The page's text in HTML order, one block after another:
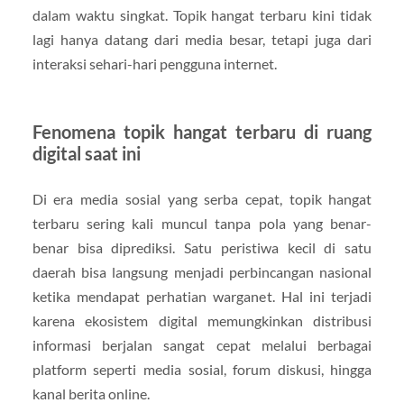
dalam waktu singkat. Topik hangat terbaru kini tidak
lagi hanya datang dari media besar, tetapi juga dari
interaksi sehari-hari pengguna internet.
Fenomena topik hangat terbaru di ruang
digital saat ini
Di era media sosial yang serba cepat, topik hangat
terbaru sering kali muncul tanpa pola yang benar-
benar bisa diprediksi. Satu peristiwa kecil di satu
daerah bisa langsung menjadi perbincangan nasional
ketika mendapat perhatian warganet. Hal ini terjadi
karena ekosistem digital memungkinkan distribusi
informasi berjalan sangat cepat melalui berbagai
platform seperti media sosial, forum diskusi, hingga
kanal berita online.